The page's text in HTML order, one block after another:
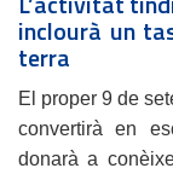
inclourà un
terra
El proper 9 de
convertirà en
donarà a